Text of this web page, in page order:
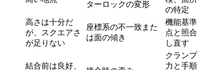
ターロックの変形
の特定
高さは十分だ
が、スクエアさ
が足りない
座標系の不一致また
は面の傾き
機能基準
点と照合
し直す
結合前は良好、
クランプ
力と手順